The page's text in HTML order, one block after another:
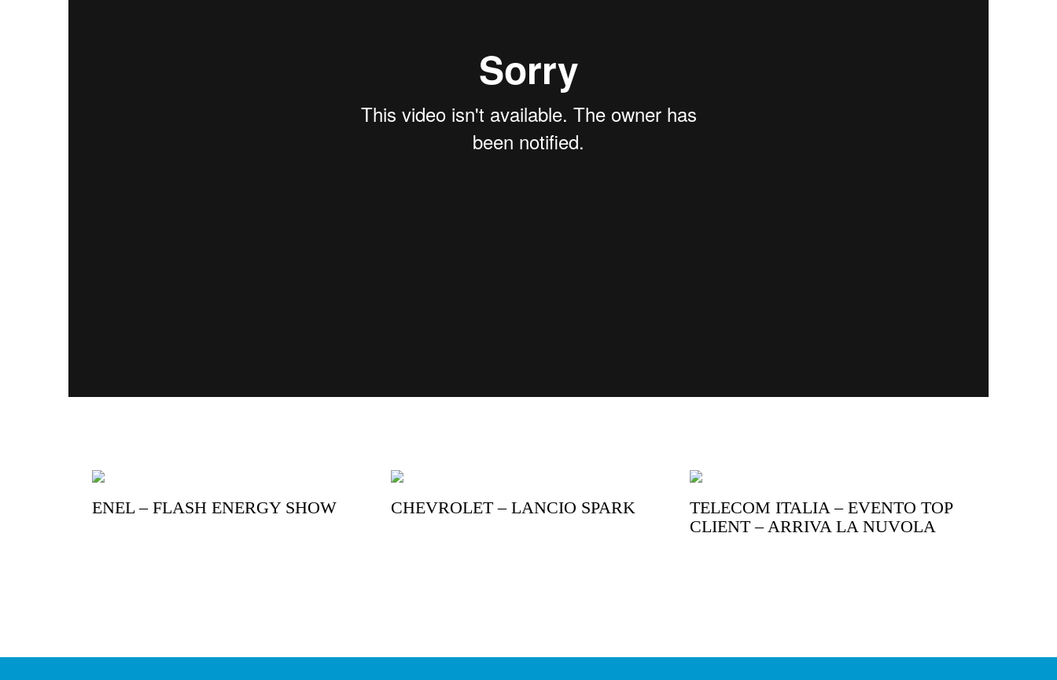
ENEL – FLASH ENERGY SHOW CHEVROLET – LANCIO SPARK
TELECOM ITALIA – EVENTO TOP
CLIENT – ARRIVA LA NUVOLA
Camaleo,